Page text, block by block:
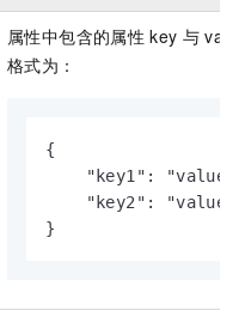
属性中包含的属性 key 与
格式为：
{
"key1":
"key2":
}